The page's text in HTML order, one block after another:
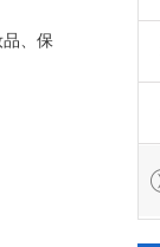
品、保